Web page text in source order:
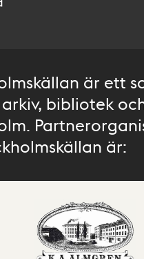
är ett
bibliotek
är: